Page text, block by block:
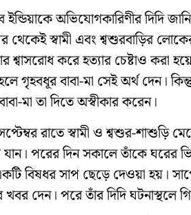
অভিযোগকারিণীর দিদি
থেকেই স্বামী এবং শ্বশুরবাড়ির
শ্বাসরোধ করে হত্যার চেষ্টাও করা
গৃহবধূর বাবা-মা সেই অর্থ দেন।
মা তা দিতে অস্বীকার করেন।
রাতে স্বামী ও শ্বশুর-শাশুড়ি
পরের দিন সকালে তাঁকে ঘরের
বিষধর সাপ ছেড়ে দেওয়া হয়।
দেন। পরে তাঁর দিদি ঘটনাস্থলে